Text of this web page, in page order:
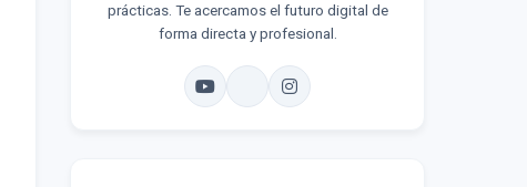
prácticas. Te acercamos el futuro digital de
forma directa y profesional.